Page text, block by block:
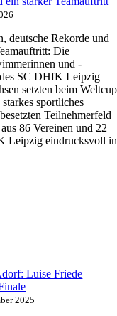
deutsche Rekorde und
Die
und -
SC DHfK Leipzig
setzten beim Weltcup
sportliches
Teilnehmerfeld
86 Vereinen und 22
Leipzig eindrucksvoll in
Luise Friede
2025